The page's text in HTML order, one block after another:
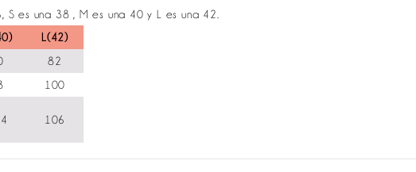
S es una 38 , M es una 40 y L es una 42.
L(42)
82
100
106